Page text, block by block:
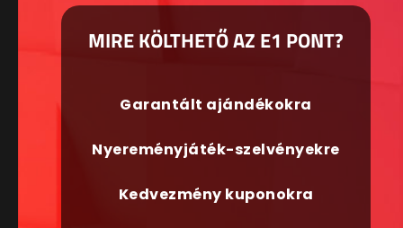
MIRE KÖLTHETŐ AZ E1 PONT?
Garantált ajándékokra
Nyereményjáték-szelvényekre
Kedvezmény kuponokra